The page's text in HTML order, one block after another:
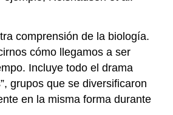
comprensión de la biología.
cómo llegamos a ser
Incluye todo el drama
grupos que se diversificaron
en la misma forma durante